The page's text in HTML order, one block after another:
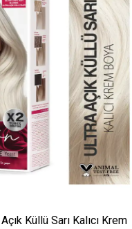
Küllü Sarı Kalıcı Krem